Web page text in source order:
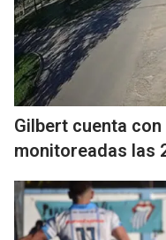
Gilbert cuenta
monitoreadas las